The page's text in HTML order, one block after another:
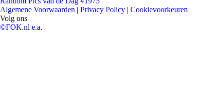
Algemene Voorwaarden | Privacy Policy | Cookievoorkeuren
Volg ons
©FOK.nl e.a.